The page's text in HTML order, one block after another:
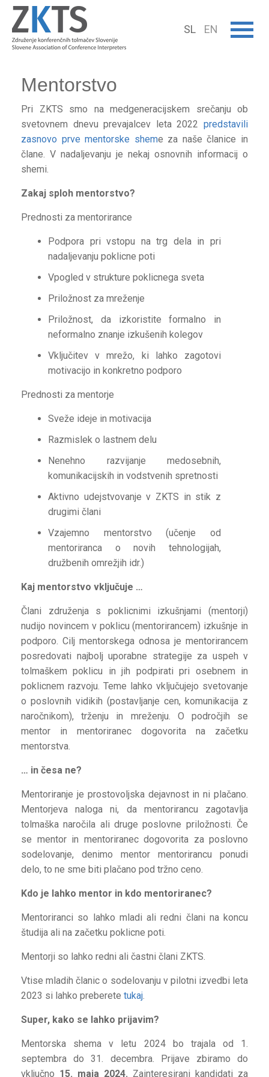
SL EN
Mentorstvo
Pri ZKTS smo na medgeneracijskem srečanju ob
svetovnem dnevu prevajalcev leta 2022 predstavili
zasnovo prve mentorske sheme za naše članice in
člane. V nadaljevanju je nekaj osnovnih informacij o
shemi.
Zakaj sploh mentorstvo?
Prednosti za mentorirance
Podpora pri vstopu na trg dela in pri
nadaljevanju poklicne poti
Vpogled v strukture poklicnega sveta
Priložnost za mreženje
Priložnost, da izkoristite formalno in
neformalno znanje izkušenih kolegov
Vključitev v mrežo, ki lahko zagotovi
motivacijo in konkretno podporo
Prednosti za mentorje
Sveže ideje in motivacija
Razmislek o lastnem delu
Nenehno razvijanje medosebnih,
komunikacijskih in vodstvenih spretnosti
Aktivno udejstvovanje v ZKTS in stik z
drugimi člani
Vzajemno mentorstvo (učenje od
mentoriranca o novih tehnologijah,
družbenih omrežjih idr.)
Kaj mentorstvo vključuje …
Člani združenja s poklicnimi izkušnjami (mentorji)
nudijo novincem v poklicu (mentorirancem) izkušnje in
podporo. Cilj mentorskega odnosa je mentorirancem
posredovati najbolj uporabne strategije za uspeh v
tolmaškem poklicu in jih podpirati pri osebnem in
poklicnem razvoju. Teme lahko vključujejo svetovanje
o poslovnih vidikih (postavljanje cen, komunikacija z
naročnikom), trženju in mreženju. O področjih se
mentor in mentoriranec dogovorita na začetku
mentorstva.
… in česa ne?
Mentoriranje je prostovoljska dejavnost in ni plačano.
Mentorjeva naloga ni, da mentorirancu zagotavlja
tolmaška naročila ali druge poslovne priložnosti. Če
se mentor in mentoriranec dogovorita za poslovno
sodelovanje, denimo mentor mentorirancu ponudi
delo, to ne sme biti plačano pod tržno ceno.
Kdo je lahko mentor in kdo mentoriranec?
Mentoriranci so lahko mladi ali redni člani na koncu
študija ali na začetku poklicne poti.
Mentorji so lahko redni ali častni člani ZKTS.
Vtise mladih članic o sodelovanju v pilotni izvedbi leta
2023 si lahko preberete tukaj.
Super, kako se lahko prijavim?
Mentorska shema v letu 2024 bo trajala od 1.
septembra do 31. decembra. Prijave zbiramo do
vključno 15. maja 2024. Zainteresirani kandidati za